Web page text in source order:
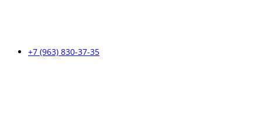
+7 (963) 830-37-35